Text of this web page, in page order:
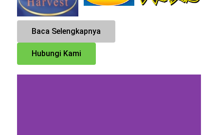
Baca Selengkapnya
Hubungi Kami